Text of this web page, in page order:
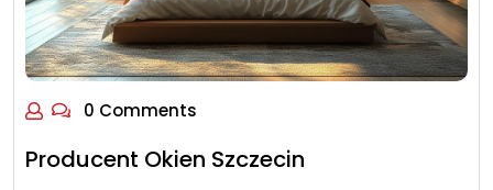
0 Comments
Producent Okien Szczecin